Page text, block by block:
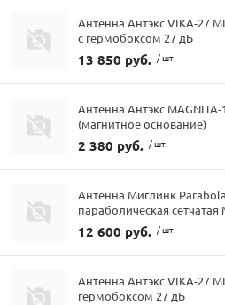
Антенна Антэкс VIKA-27
с гермобоксом 27 дБ
13 850 руб. / шт.
Антенна Антэкс
(магнитное основание)
2 380 руб. / шт.
Антенна Миглинк
параболическая сетчатая
12 600 руб. / шт.
Антенна Антэкс VIKA-27
гермобоксом 27 дБ